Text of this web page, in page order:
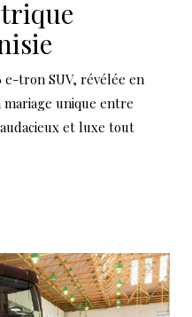
e-tron SUV, révélée en
unique entre
et luxe tout